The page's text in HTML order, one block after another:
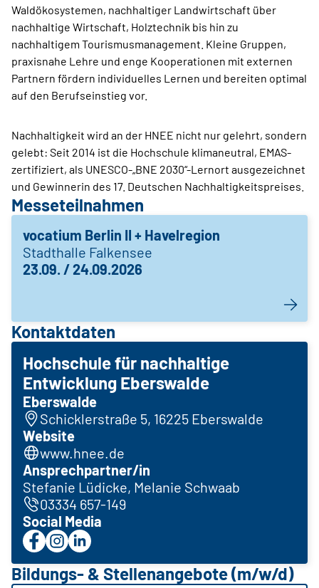
Waldökosystemen, nachhaltiger Landwirtschaft über
nachhaltige Wirtschaft, Holztechnik bis hin zu
nachhaltigem Tourismusmanagement. Kleine Gruppen,
praxisnahe Lehre und enge Kooperationen mit externen
Partnern fördern individuelles Lernen und bereiten optimal
auf den Berufseinstieg vor.
Nachhaltigkeit wird an der HNEE nicht nur gelehrt, sondern
gelebt: Seit 2014 ist die Hochschule klimaneutral, EMAS-
zertifiziert, als UNESCO-„BNE 2030“-Lernort ausgezeichnet
und Gewinnerin des 17. Deutschen Nachhaltigkeitspreises.
Messeteilnahmen
vocatium Berlin II + Havelregion
Stadthalle Falkensee
23.09. / 24.09.2026
Kontaktdaten
Hochschule für nachhaltige
Entwicklung Eberswalde
Eberswalde
Schicklerstraße 5, 16225 Eberswalde
Website
www.hnee.de
Ansprechpartner/in
Stefanie Lüdicke, Melanie Schwaab
03334 657-149
Social Media
Bildungs- & Stellenangebote (m/w/d)